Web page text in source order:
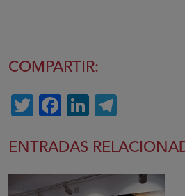
COMPARTIR:
TwitterFacebook
LinkedIn
ENTRADAS